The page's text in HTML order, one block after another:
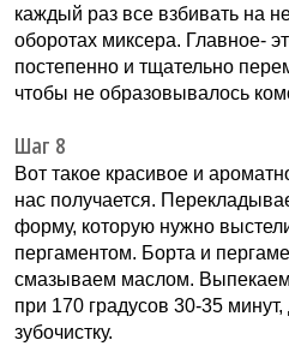
каждый раз все взбивать на
оборотах миксера. Главное-
постепенно и тщательно
чтобы не образовывалось
Шаг 8
Вот такое красивое и
нас получается.
форму, которую нужно
пергаментом. Борта и
смазываем маслом. Выпекаем
при 170 градусов 30-35
зубочистку.